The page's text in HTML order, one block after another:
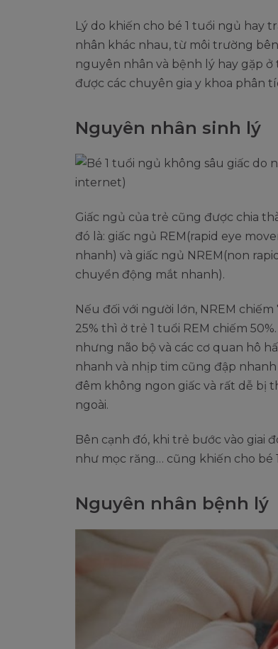
Lý do khiến cho bé 1 tuổi ngủ
nhân khác nhau, từ môi trường
nguyên nhân và bệnh lý hay gặp
được các chuyên gia y khoa phân
Nguyên nhân sinh lý
Giấc ngủ của trẻ cũng được chia
đó là: giấc ngủ REM(rapid eye
nhanh) và giấc ngủ NREM(non
chuyển động mắt nhanh).
Nếu đối với người lớn, NREM
25% thì ở trẻ 1 tuổi REM chiếm
nhưng não bộ và các cơ quan hô
nhanh và nhịp tim cũng đập
đêm không ngon giấc và rất dễ bị
ngoài.
Bên cạnh đó, khi trẻ bước vào giai
như mọc răng… cũng khiến cho bé
Nguyên nhân bệnh lý